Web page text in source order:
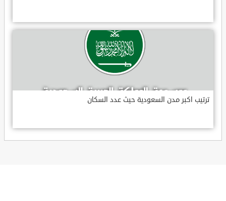
ترتيب اكبر مدن السعودية حيث عدد السكان